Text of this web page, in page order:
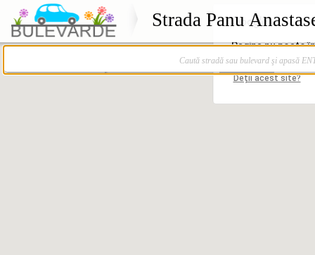
Strada Panu
Caută stradă sau bulevard şi apasă